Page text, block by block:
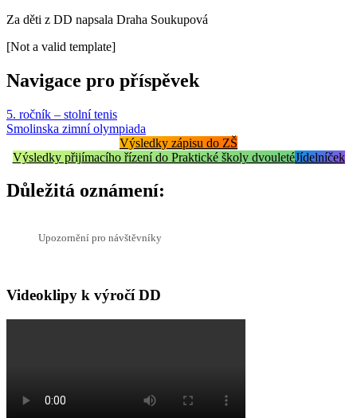
Za děti z DD napsala Draha Soukupová
[Not a valid template]
Navigace pro příspěvek
5. ročník – stolní tenis
Smolinska zimní olympiada
Výsledky zápisu do ZŠ
Výsledky přijímacího řízení do Praktické školy dvouletéJídelníček
Důležitá oznámení:
Upozornění pro návštěvníky
Videoklipy k výročí DD